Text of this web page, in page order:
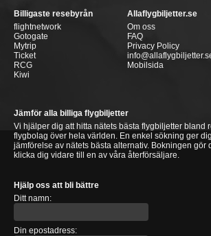
Billigaste resebyrån
flightnetwork
Gotogate
Mytrip
Ticket
RCG
Kiwi
Allaflygbiljetter.se
Om oss
FAQ
Privacy Policy
Mobilsida
Jämför alla billiga flygbiljetter
Vi hjälper dig att hitta nätets bästa flygbiljetter bland
flygbolag över hela världen. En enkel sökning ger
jämförelse av nätets bästa alternativ. Bokningen gör
klicka dig vidare till en av våra återförsäljare.
Hjälp oss att bli bättre
Ditt namn:
Din epostadress: